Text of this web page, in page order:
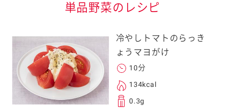
単品野菜のレシピ
冷やしトマトのらっき
ょうマヨがけ
10分
134kcal
0.3g